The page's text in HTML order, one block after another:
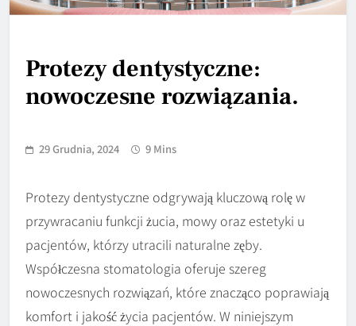
Protezy dentystyczne:
nowoczesne rozwiązania.
29 Grudnia, 2024 9 Mins
Protezy dentystyczne odgrywają kluczową rolę w
przywracaniu funkcji żucia, mowy oraz estetyki u
pacjentów, którzy utracili naturalne zęby.
Współczesna stomatologia oferuje szereg
nowoczesnych rozwiązań, które znacząco poprawiają
komfort i jakość życia pacjentów. W niniejszym